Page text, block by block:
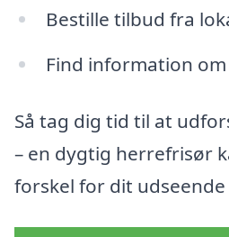
Bestille tilbud fra
Find information
Så tag dig tid til at
– en dygtig herrefrisør
forskel for dit